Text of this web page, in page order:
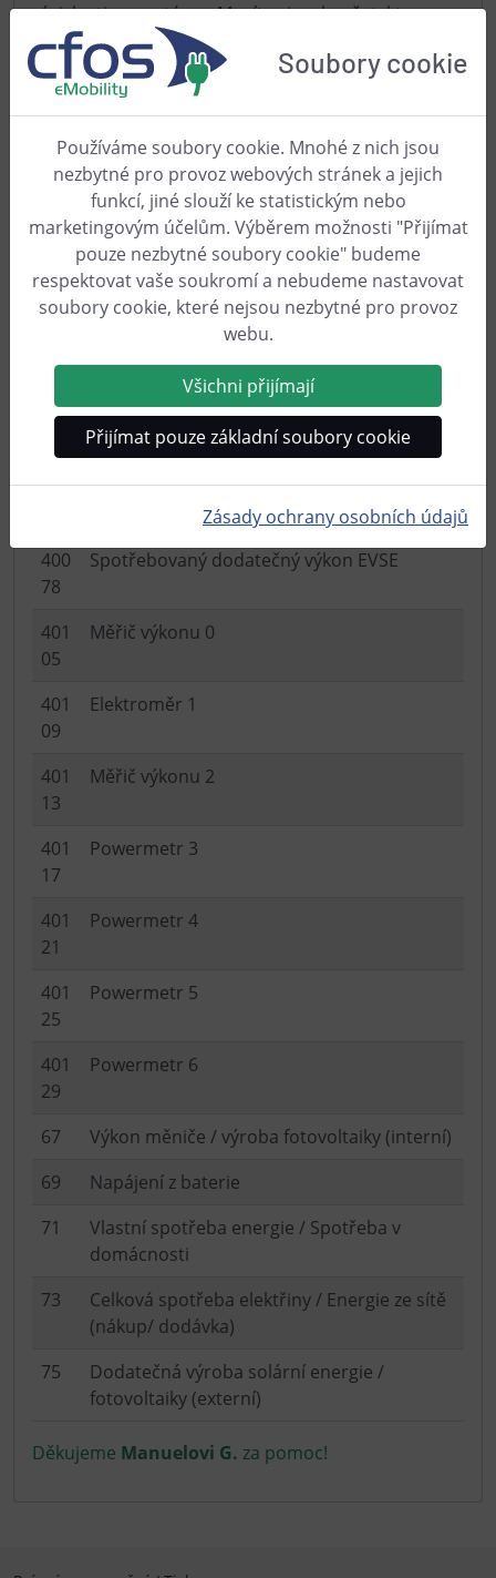
závislosti na systému. Musíte si vyzkoušet, kterou
hodnotu (spotřeba v síti, výroba z fotovoltaiky,
baterie) zaznamenává měřič výkonu. Výhodou
měřičů výkonu je, že správce nabíjení cFos z nich
dostává hodnoty pro jednotlivé fáze, a ne pouze
jednu celkovou hodnotu výkonu.
68
Napájení měniče
400
70
Napájení z baterie
72
Spotřeba energie v domácnosti
400
Celková spotřeba energie
400
Dodatečná solární energie
400
78
Spotřebovaný dodatečný výkon EVSE
401
05
Měřič výkonu 0
401
09
Elektroměr 1
401
13
Měřič výkonu 2
401
17
Powermetr 3
401
21
Powermetr 4
401
25
Powermetr 5
401
29
Powermetr 6
67
Výkon měniče / výroba fotovoltaiky (interní)
69
Napájení z baterie
71
Vlastní spotřeba energie / Spotřeba v
domácnosti
73
Celková spotřeba elektřiny / Energie ze sítě
(nákup/ dodávka)
75
Dodatečná výroba solární energie /
fotovoltaiky (externí)
Děkujeme Manuelovi G. za pomoc!
Soubory cookie
Používáme soubory cookie. Mnohé z nich jsou
nezbytné pro provoz webových stránek a jejich
funkcí, jiné slouží ke statistickým nebo
marketingovým účelům. Výběrem možnosti "Přijímat
pouze nezbytné soubory cookie" budeme
respektovat vaše soukromí a nebudeme nastavovat
soubory cookie, které nejsou nezbytné pro provoz
webu.
Všichni přijímají
Přijímat pouze základní soubory cookie
Zásady ochrany osobních údajů